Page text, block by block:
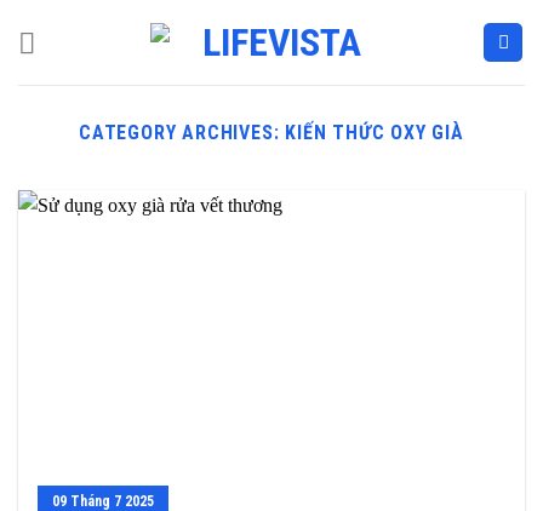
CATEGORY ARCHIVES: KIẾN THỨC OXY GIÀ
09 Tháng 7 2025